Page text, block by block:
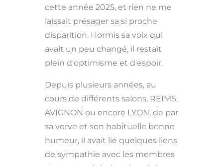
cette année 2025, et rien ne me
laissait présager sa si proche
disparition. Hormis sa voix qui
avait un peu changé, il restait
plein d'optimisme et d'espoir.
Depuis plusieurs années, au
cours de différents salons, REIMS,
AVIGNON ou encore LYON, de par
sa verve et son habituelle bonne
humeur, il avait lié quelques liens
de sympathie avec les membres